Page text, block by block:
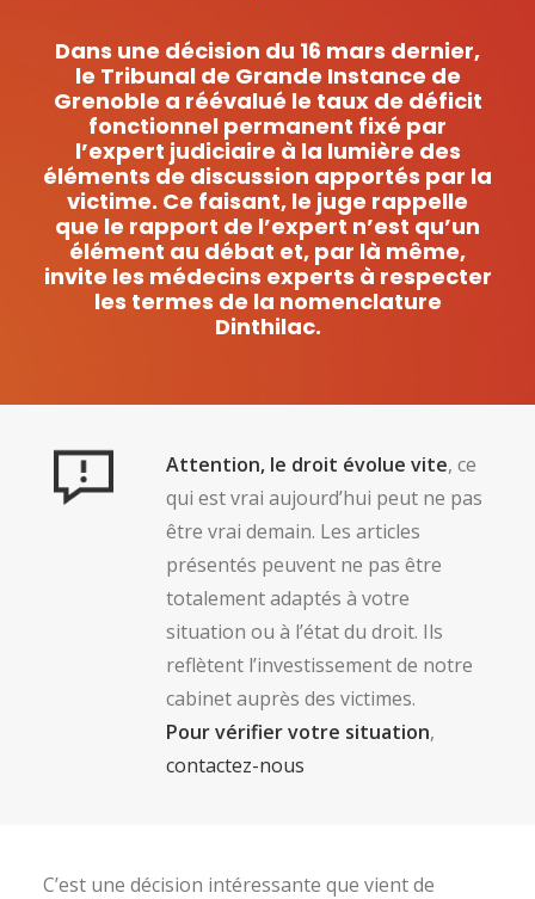
Dans une décision du 16 mars dernier,
le Tribunal de Grande Instance de
Grenoble a réévalué le taux de déficit
fonctionnel permanent fixé par
l’expert judiciaire à la lumière des
éléments de discussion apportés par la
victime. Ce faisant, le juge rappelle
que le rapport de l’expert n’est qu’un
élément au débat et, par là même,
invite les médecins experts à respecter
les termes de la nomenclature
Dinthilac.
Attention, le droit évolue vite, ce
qui est vrai aujourd’hui peut ne pas
être vrai demain. Les articles
présentés peuvent ne pas être
totalement adaptés à votre
situation ou à l’état du droit. Ils
reflètent l’investissement de notre
cabinet auprès des victimes.
Pour vérifier votre situation,
contactez-nous
C’est une décision intéressante que vient de